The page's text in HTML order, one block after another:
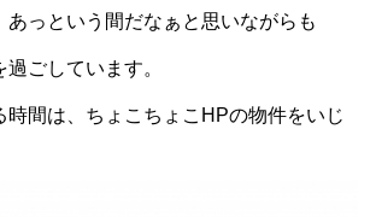
あっという間だなぁと思いながらも
ごしています。
時間は、ちょこちょこHPの物件をいじ